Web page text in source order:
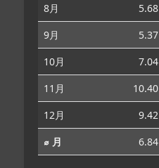
8月
5.68
9月
5.37
10月
7.04
11月
10.40
12月
9.42
⌀ 月
6.84